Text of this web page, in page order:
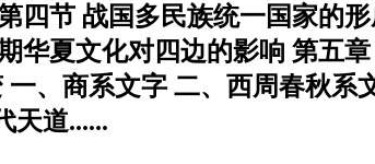
四节 战国多民族统一国家
华夏文化对四边的影响 第五
、商系文字 二、西周春秋
天道......